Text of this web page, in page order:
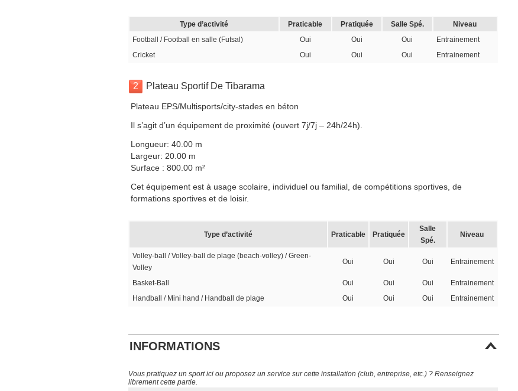
Type d’activité Praticable Pratiquée Salle Spé.
Niveau
Football / Football en salle (Futsal)
Oui Oui Oui
Entrainement
Cricket
Oui Oui Oui Entrainement
2 Plateau Sportif De Tibarama
Plateau EPS/Multisports/city-stades en béton
Il s’agit d’un équipement de proximité (ouvert 7j/7j – 24h/24h).
Longueur: 40.00 m
Largeur: 20.00 m
Surface : 800.00 m²
Cet équipement est à usage scolaire, individuel ou familial, de compétitions sportives, de
formations sportives et de loisir.
Type d’activité Praticable Pratiquée
Salle
Spé.
Niveau
Volley-ball / Volley-ball de plage (beach-volley) / Green-
Volley
Oui Oui Oui Entrainement
Basket-Ball Oui Oui Oui
Entrainement
Handball / Mini hand / Handball de plage
Oui Oui Oui Entrainement
INFORMATIONS
Vous pratiquez un sport ici ou proposez un service sur cette installation (club, entreprise, etc.) ? Renseignez
librement cette partie.